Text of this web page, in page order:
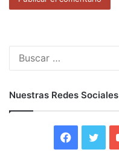
Nuestras Redes Sociales